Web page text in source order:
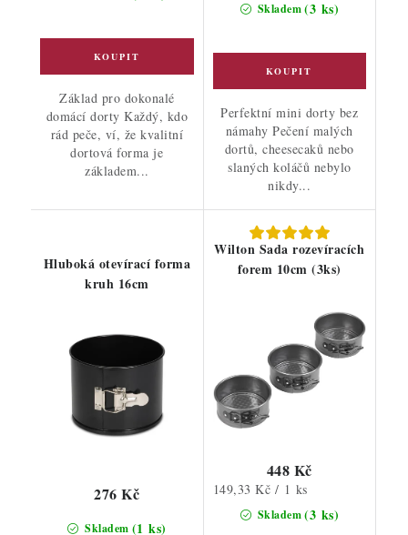
Základ pro dokonalé
domácí dorty Každý, kdo
rád peče, ví, že kvalitní
dortová forma je
základem...
Skladem(3 ks)
Perfektní mini dorty bez
námahy Pečení malých
dortů, cheesecaků nebo
slaných koláčů nebylo
nikdy...
Hluboká otevírací forma
kruh 16cm
Skladem (1 ks)
276 Kč
Wilton Sada rozevíracích
forem 10cm (3ks)
Skladem(3 ks)
448 Kč
Měrná
149,33 Kč / 1 ks